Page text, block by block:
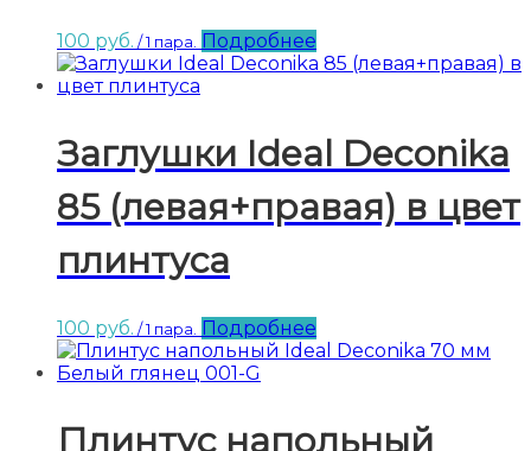
100 руб. / 1 пара. Подробнее
Заглушки Ideal Deconika
85 (левая+правая) в цвет
плинтуса
100 руб. / 1 пара. Подробнее
Плинтус напольный